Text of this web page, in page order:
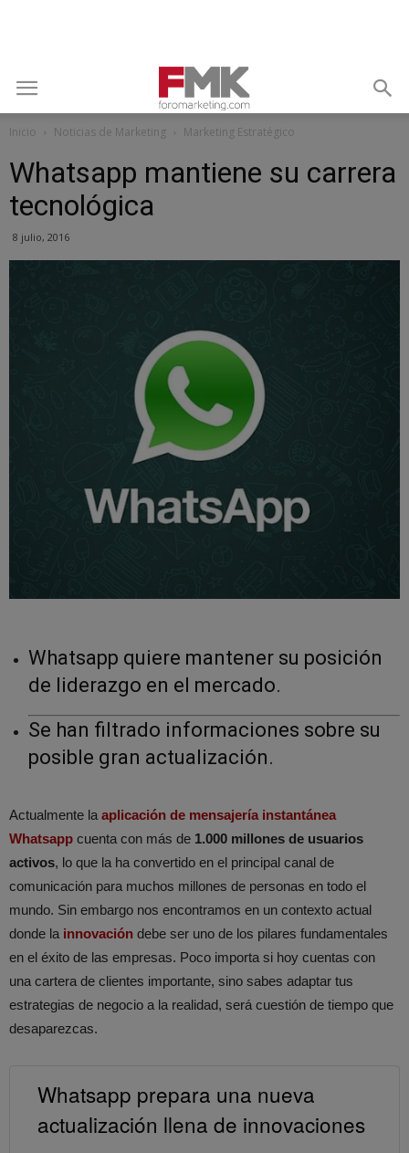
Inicio Noticias de Marketing Marketing Estratégico
Whatsapp mantiene su carrera
tecnológica
8 julio, 2016
Whatsapp quiere mantener su posición
de liderazgo en el mercado.
Se han filtrado informaciones sobre su
posible gran actualización.
Actualmente laaplicación de mensajería instantánea
Whatsapp cuenta con más de 1.000 millones de usuarios
activos, lo que la ha convertido en el principal canal de
comunicación para muchos millones de personas en todo el
mundo. Sin embargo nos encontramos en un contexto actual
donde lainnovación debe ser uno de los pilares fundamentales
en el éxito de las empresas. Poco importa si hoy cuentas con
una cartera de clientes importante, sino sabes adaptar tus
estrategias de negocio a la realidad, será cuestión de tiempo que
desaparezcas.
Whatsapp prepara una nueva
actualización llena de innovaciones